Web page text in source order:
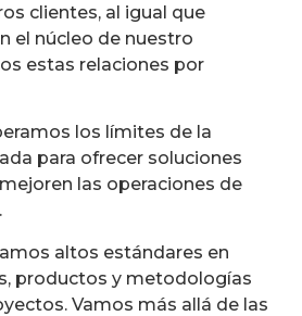
clientes, al igual que
el núcleo de nuestro
estas relaciones por
los límites de la
para ofrecer soluciones
las operaciones de
altos estándares en
productos y metodologías
Vamos más allá de las